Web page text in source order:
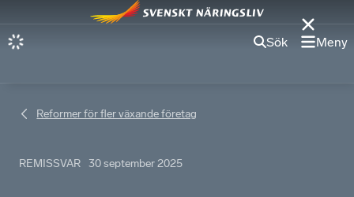
Sök Meny
Reformer för fler växande företag
REMISSVAR 30 september 2025